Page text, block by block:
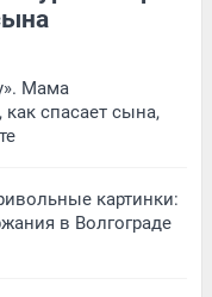
Мама
спасает сына,
картинки:
в Волгограде